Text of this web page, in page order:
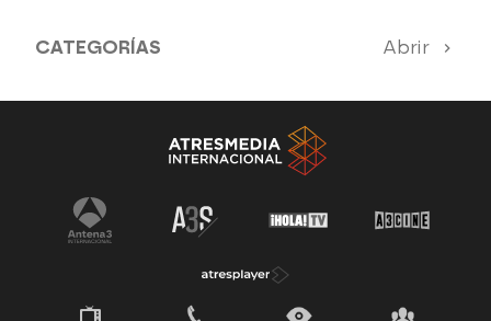
CATEGORÍAS Abrir
Antena 3 Noticias El Hormiguero
La Ruleta de la Suerte Tu cara me suena
Pasapalabra